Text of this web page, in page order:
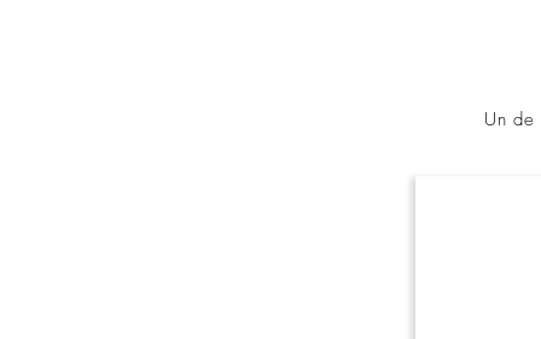
Un de